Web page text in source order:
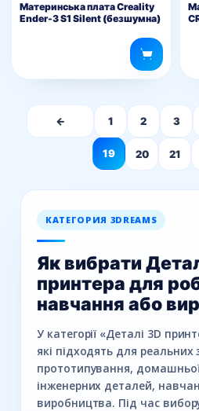
Материнська плата Creality
Ender-3 S1 Silent (безшумна)
← 1 2 3
19 20 21
КАТЕГОРИЯ 3DREAMS
Як вибрати
принтера для
навчання або
У категорії «Деталі 3D
які підходять для реальних
прототипування,
інженерних деталей,
виробництва. Під час